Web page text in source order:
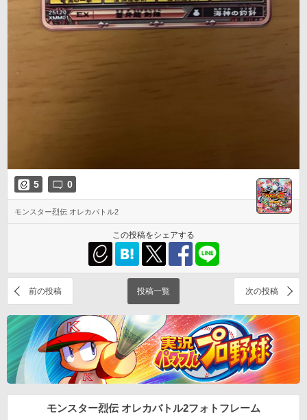
5 0
モンスター烈伝 オレカバトル2
この投稿をシェアする
前の投稿 投稿一覧 次の投稿
モンスター烈伝 オレカバトル2フォトフレーム